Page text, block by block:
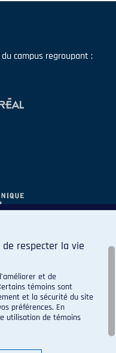
campus regroupant :
de respecter la vie
et de
témoins sont
et la sécurité du site
préférences. En
utilisation de témoins